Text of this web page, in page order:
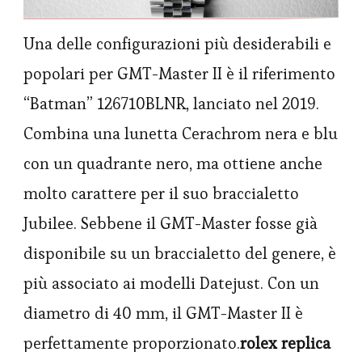
Una delle configurazioni più desiderabili e
popolari per GMT-Master II è il riferimento
“Batman” 126710BLNR, lanciato nel 2019.
Combina una lunetta Cerachrom nera e blu
con un quadrante nero, ma ottiene anche
molto carattere per il suo braccialetto
Jubilee. Sebbene il GMT-Master fosse già
disponibile su un braccialetto del genere, è
più associato ai modelli Datejust. Con un
diametro di 40 mm, il GMT-Master II è
perfettamente proporzionato.rolex replica